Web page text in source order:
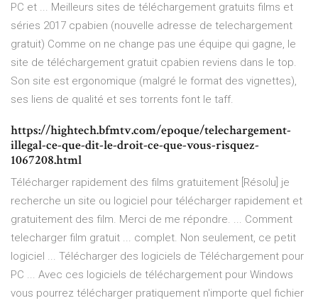
PC et ... Meilleurs sites de téléchargement gratuits films et
séries 2017 cpabien (nouvelle adresse de telechargement
gratuit) Comme on ne change pas une équipe qui gagne, le
site de téléchargement gratuit cpabien reviens dans le top.
Son site est ergonomique (malgré le format des vignettes),
ses liens de qualité et ses torrents font le taff.
https://hightech.bfmtv.com/epoque/telechargement-
illegal-ce-que-dit-le-droit-ce-que-vous-risquez-
1067208.html
Télécharger rapidement des films gratuitement [Résolu] je
recherche un site ou logiciel pour télécharger rapidement et
gratuitement des film. Merci de me répondre. ... Comment
telecharger film gratuit ... complet. Non seulement, ce petit
logiciel ... Télécharger des logiciels de Téléchargement pour
PC ... Avec ces logiciels de téléchargement pour Windows
vous pourrez télécharger pratiquement n'importe quel fichier